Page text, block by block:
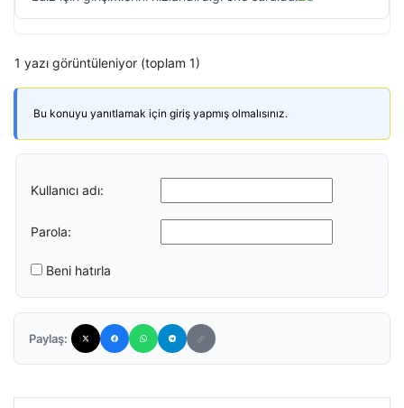
1 yazı görüntüleniyor (toplam 1)
Bu konuyu yanıtlamak için giriş yapmış olmalısınız.
Kullanıcı adı:
Parola:
Beni hatırla
Paylaş: